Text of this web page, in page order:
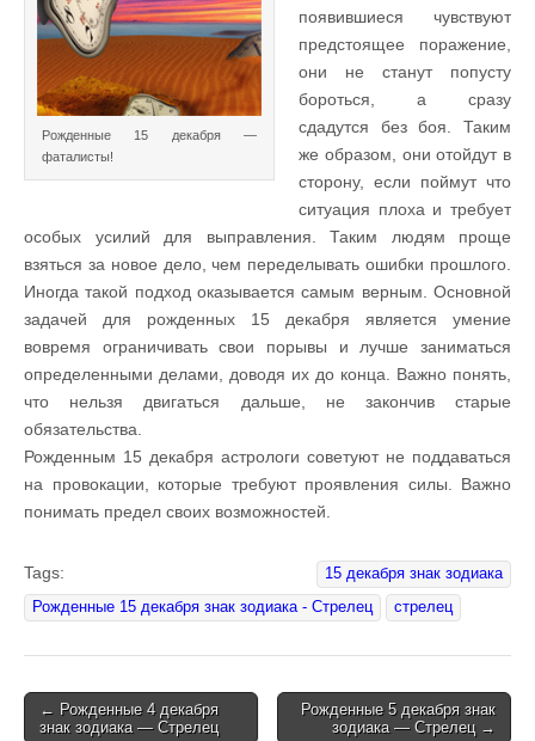
Рожденные 15 декабря —
фаталисты!
появившиеся чувствуют
предстоящее поражение,
они не станут попусту
бороться, а сразу
сдадутся без боя. Таким
же образом, они отойдут в
сторону, если поймут что
ситуация плоха и требует
особых усилий для выправления. Таким людям проще
взяться за новое дело, чем переделывать ошибки прошлого.
Иногда такой подход оказывается самым верным. Основной
задачей для рожденных 15 декабря является умение
вовремя ограничивать свои порывы и лучше заниматься
определенными делами, доводя их до конца. Важно понять,
что нельзя двигаться дальше, не закончив старые
обязательства.
Рожденным 15 декабря астрологи советуют не поддаваться
на провокации, которые требуют проявления силы. Важно
понимать предел своих возможностей.
Tags:
15 декабря знак зодиака
Рожденные 15 декабря знак зодиака - Стрелец
стрелец
← Рожденные 4 декабря
знак зодиака — Стрелец
Рожденные 5 декабря знак
зодиака — Стрелец →